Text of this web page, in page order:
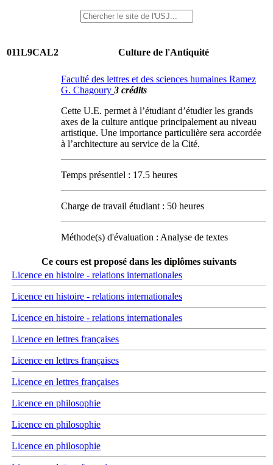
011L9CAL2 Culture de l'Antiquité
Faculté des lettres et des sciences humaines Ramez
G. Chagoury 3 crédits
Cette U.E. permet à l’étudiant d’étudier les grands
axes de la culture antique principalement au niveau
artistique. Une importance particulière sera accordée
à l’architecture au service de la Cité.
Temps présentiel : 17.5 heures
Charge de travail étudiant : 50 heures
Méthode(s) d'évaluation : Analyse de textes
Ce cours est proposé dans les diplômes suivants
Licence en histoire - relations internationales
Licence en histoire - relations internationales
Licence en histoire - relations internationales
Licence en lettres françaises
Licence en lettres françaises
Licence en lettres françaises
Licence en philosophie
Licence en philosophie
Licence en philosophie